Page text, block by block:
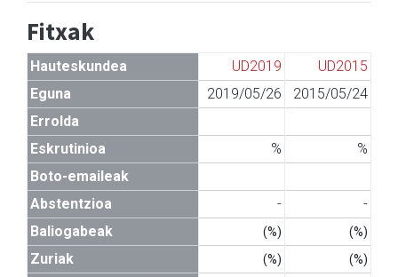
Fitxak
Hauteskundea UD2019
UD2015
Eguna
2019/05/26
2015/05/24
Errolda
Eskrutinioa
%
%
Boto-emaileak
Abstentzioa
-
-
Baliogabeak
(%) (%)
Zuriak (%) (%)